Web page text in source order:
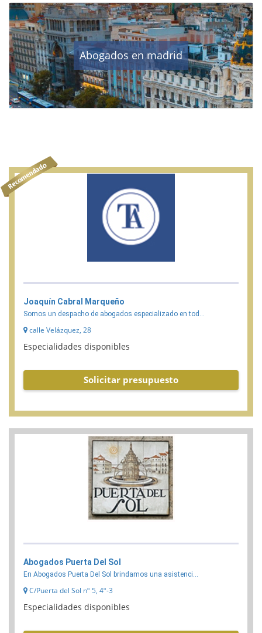
Abogados en madrid
Joaquín Cabral Marqueño
Somos un despacho de abogados especializado en tod...
calle Velázquez, 28
Especialidades disponibles
Solicitar presupuesto
Abogados Puerta Del Sol
En Abogados Puerta Del Sol brindamos una asistenci...
C/Puerta del Sol nº 5, 4º-3
Especialidades disponibles